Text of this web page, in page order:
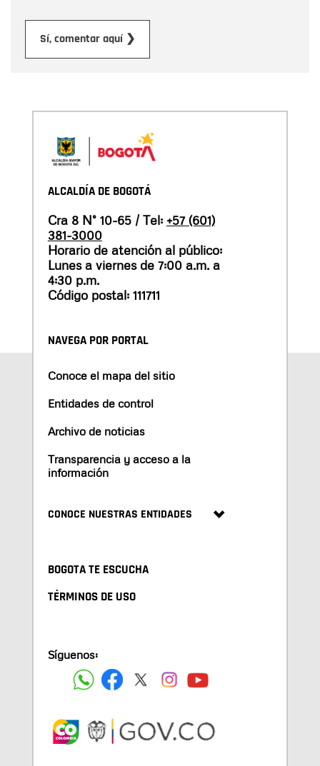
Sí, comentar aquí ❯
ALCALDÍA DE BOGOTÁ
Cra 8 N° 10-65 / Tel: +57 (601)
381-3000
Horario de atención al público:
Lunes a viernes de 7:00 a.m. a
4:30 p.m.
Código postal: 111711
NAVEGA POR PORTAL
Conoce el mapa del sitio
Entidades de control
Archivo de noticias
Transparencia y acceso a la
información
CONOCE NUESTRAS ENTIDADES
BOGOTA TE ESCUCHA
TÉRMINOS DE USO
Síguenos: